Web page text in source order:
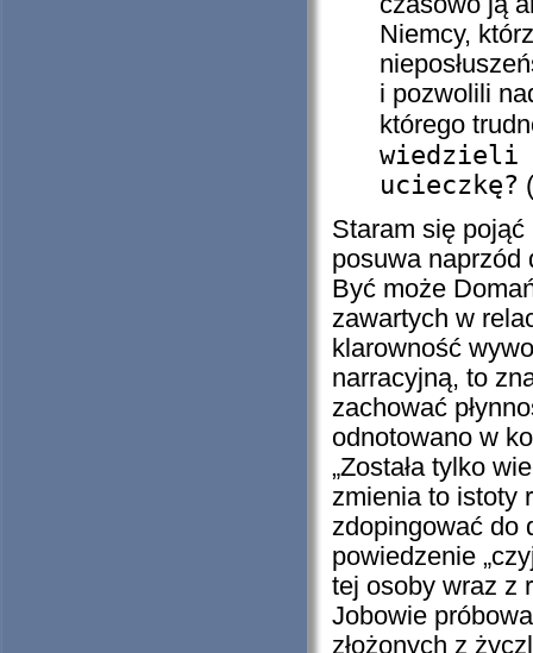
Niemcy,
i pozwolili
którego
wiedzieli
ucieczkę?
Staram się
posuwa naprzód
Być może
zawartych w
klarowność
narracyjną, to
zachować
odnotowano w
„Została tylko
zmienia to istoty
zdopingować do
powiedzenie
tej osoby wraz z
Jobowie
złożonych z